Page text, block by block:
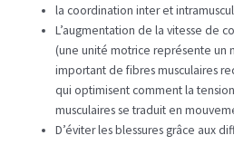
la coordination inter et
L’augmentation de la vitesse de
(une unité motrice représente un
important de fibres musculaires
qui optimisent comment la
musculaires se traduit en
D’éviter les blessures grâce aux